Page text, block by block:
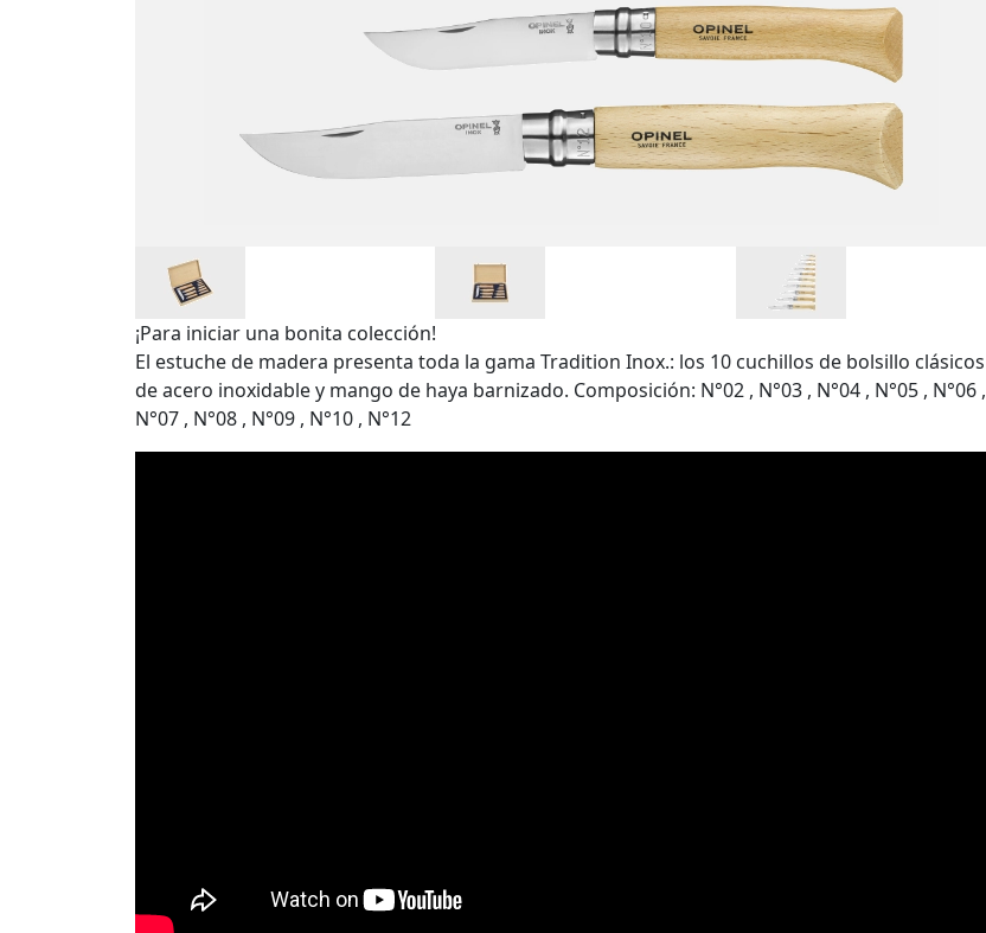
¡Para iniciar una bonita colección!
El estuche de madera presenta toda la gama Tradition Inox.: los 10 cuchillos de bolsillo clásicos
de acero inoxidable y mango de haya barnizado. Composición: N°02 , N°03 , N°04 , N°05 , N°06 ,
N°07 , N°08 , N°09 , N°10 , N°12